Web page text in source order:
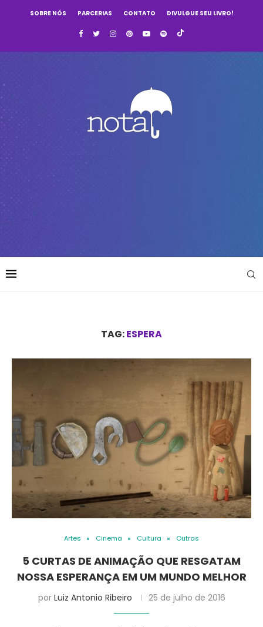
SOBRE NÓS PARCERIAS CONTATO DIVULGUE SEU LIVRO!
TAG:ESPERA
Artes Cinema Cultura Outras
5 CURTAS DE ANIMAÇÃO QUE RESGATAM
NOSSA ESPERANÇA EM UM MUNDO MELHOR
por Luiz Antonio Ribeiro 25 de julho de 2016